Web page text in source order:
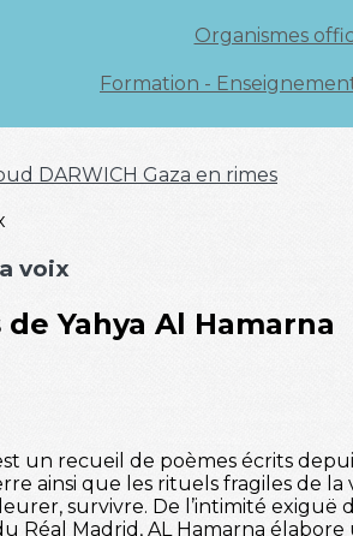
Organismes
Formation -
DARWICH Gaza en rimes
voix
Yahya Al Hamarna
un recueil de poèmes écrits
ainsi que les rituels fragiles de
survivre. De l’intimité exiguë
Réal Madrid, AL Hamarna